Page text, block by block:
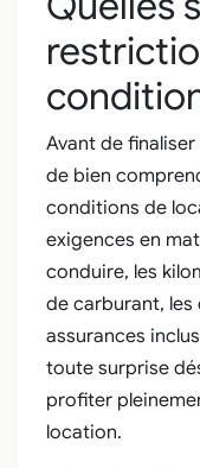
Avant de
de bien
conditions de
exigences en
conduire, les
de carburant,
assurances
toute surprise
profiter
location.